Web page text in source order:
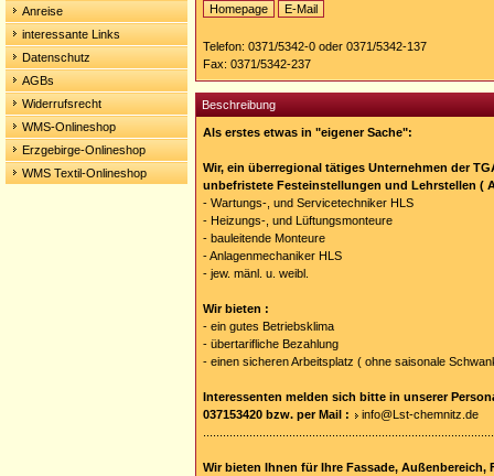
Anreise
interessante Links
Datenschutz
AGBs
Widerrufsrecht
WMS-Onlineshop
Erzgebirge-Onlineshop
WMS Textil-Onlineshop
Homepage
http://www.aussenschwibbogen.de
E-Mail
Telefon: 0371/5342-0 oder 0371/5342-137
Fax: 0371/5342-237
Beschreibung
Als erstes etwas in "eigener Sache":
Wir, ein überregional tätiges Unternehmen der
unbefristete Festeinstellungen und Lehrstellen (
- Wartungs-, und Servicetechniker HLS
- Heizungs-, und Lüftungsmonteure
- bauleitende Monteure
- Anlagenmechaniker HLS
- jew. mänl. u. weibl.
Wir bieten :
- ein gutes Betriebsklima
- übertarifliche Bezahlung
- einen sicheren Arbeitsplatz ( ohne saisonale
Interessenten melden sich bitte in unserer
037153420 bzw. per Mail :
info@Lst-chemnitz.de
Wir bieten Ihnen für Ihre Fassade, Außenbereich,